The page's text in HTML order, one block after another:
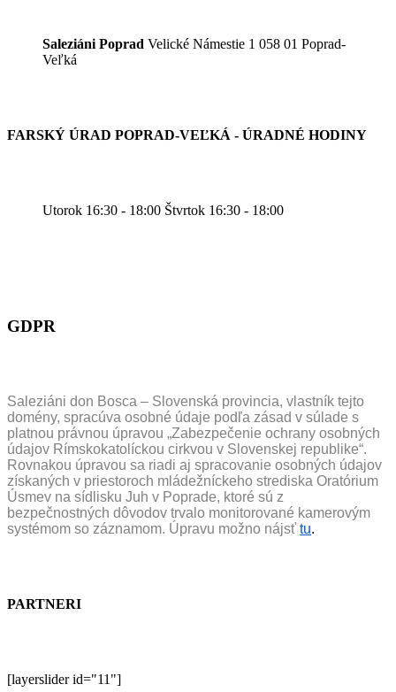
Saleziáni Poprad Velické Námestie 1 058 01 Poprad-
Veľká
FARSKÝ ÚRAD POPRAD-VEĽKÁ - ÚRADNÉ HODINY
Utorok 16:30 - 18:00 Štvrtok 16:30 - 18:00
GDPR
Saleziáni don Bosca – Slovenská provincia, vlastník tejto
domény, spracúva osobné údaje podľa zásad v súlade s
platnou právnou úpravou „Zabezpečenie ochrany osobných
údajov Rímskokatolíckou cirkvou v Slovenskej republike“.
Rovnakou úpravou sa riadi aj spracovanie osobných údajov
získaných v priestoroch mládežníckeho strediska Oratórium
Úsmev na sídlisku Juh v Poprade, ktoré sú z
bezpečnostných dôvodov trvalo monitorované kamerovým
systémom so záznamom. Úpravu možno nájsť tu.
PARTNERI
[layerslider id="11"]